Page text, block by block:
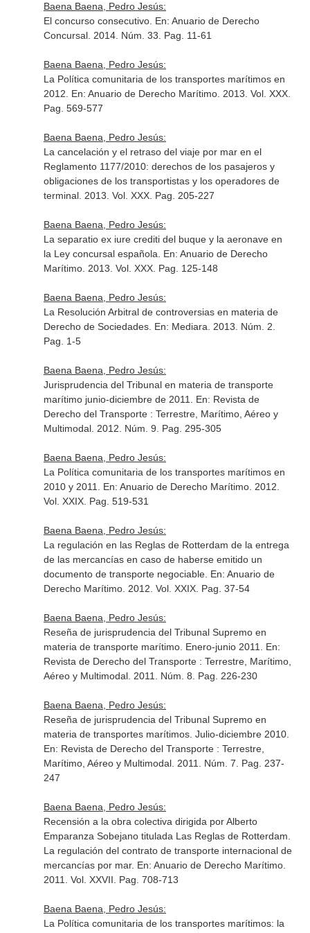
Baena Baena, Pedro Jesús:
El concurso consecutivo. En: Anuario de Derecho
Concursal. 2014. Núm. 33. Pag. 11-61
Baena Baena, Pedro Jesús:
La Política comunitaria de los transportes marítimos en
2012. En: Anuario de Derecho Marítimo. 2013. Vol. XXX.
Pag. 569-577
Baena Baena, Pedro Jesús:
La cancelación y el retraso del viaje por mar en el
Reglamento 1177/2010: derechos de los pasajeros y
obligaciones de los transportistas y los operadores de
terminal. 2013. Vol. XXX. Pag. 205-227
Baena Baena, Pedro Jesús:
La separatio ex iure crediti del buque y la aeronave en
la Ley concursal española. En: Anuario de Derecho
Marítimo. 2013. Vol. XXX. Pag. 125-148
Baena Baena, Pedro Jesús:
La Resolución Arbitral de controversias en materia de
Derecho de Sociedades. En: Mediara . 2013. Núm. 2.
Pag. 1-5
Baena Baena, Pedro Jesús:
Jurisprudencia del Tribunal en materia de transporte
marítimo junio-diciembre de 2011. En: Revista de
Derecho del Transporte : Terrestre, Marítimo, Aéreo y
Multimodal. 2012. Núm. 9. Pag. 295-305
Baena Baena, Pedro Jesús:
La Política comunitaria de los transportes marítimos en
2010 y 2011. En: Anuario de Derecho Marítimo. 2012.
Vol. XXIX. Pag. 519-531
Baena Baena, Pedro Jesús:
La regulación en las Reglas de Rotterdam de la entrega
de las mercancías en caso de haberse emitido un
documento de transporte negociable. En: Anuario de
Derecho Marítimo. 2012. Vol. XXIX. Pag. 37-54
Baena Baena, Pedro Jesús:
Reseña de jurisprudencia del Tribunal Supremo en
materia de transporte marítimo. Enero-junio 2011. En:
Revista de Derecho del Transporte : Terrestre, Marítimo,
Aéreo y Multimodal. 2011. Núm. 8. Pag. 226-230
Baena Baena, Pedro Jesús:
Reseña de jurisprudencia del Tribunal Supremo en
materia de transportes marítimos. Julio-diciembre 2010.
En: Revista de Derecho del Transporte : Terrestre,
Marítimo, Aéreo y Multimodal. 2011. Núm. 7. Pag. 237-
247
Baena Baena, Pedro Jesús:
Recensión a la obra colectiva dirigida por Alberto
Emparanza Sobejano titulada Las Reglas de Rotterdam.
La regulación del contrato de transporte internacional de
mercancías por mar. En: Anuario de Derecho Marítimo.
2011. Vol. XXVII. Pag. 708-713
Baena Baena, Pedro Jesús:
La Política comunitaria de los transportes marítimos: la